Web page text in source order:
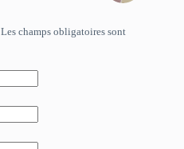
Les champs obligatoires sont